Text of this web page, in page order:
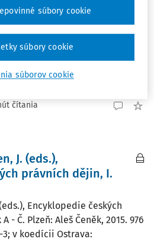
Morava. (1939 - 1945)
právní regulace v Protektorátu
304-4. JUDr. PhDr. Martin Skaloš
čítania
J. (eds.),
právních dějin, I.
Encyklopedie českých
- Č. Plzeň: Aleš Čeněk, 2015. 976
3; v koedícii Ostrava:
súborov cookie
súbory cookie
súbory cookie